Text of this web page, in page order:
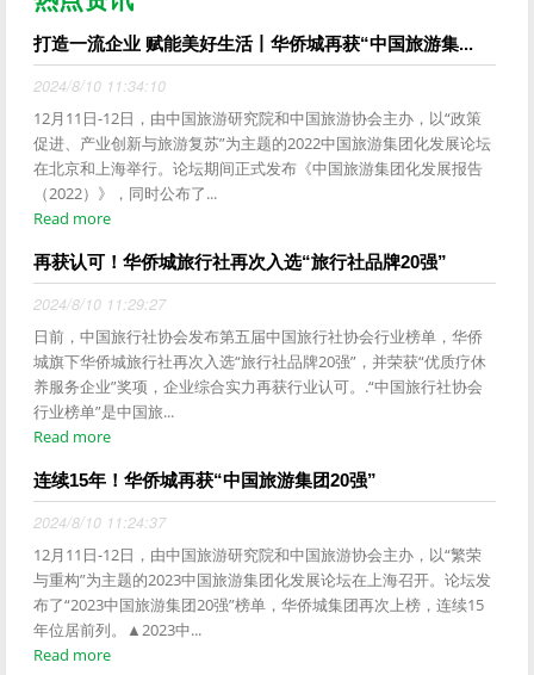
打造一流企业 赋能美好生活丨华侨城再获“中国旅游集...
2024/8/10 11:34:10
12月11日-12日，由中国旅游研究院和中国旅游协会主办，以“政策
促进、产业创新与旅游复苏”为主题的2022中国旅游集团化发展论坛
在北京和上海举行。论坛期间正式发布《中国旅游集团化发展报告
（2022）》，同时公布了...
Read more
再获认可！华侨城旅行社再次入选“旅行社品牌20强”
2024/8/10 11:29:27
日前，中国旅行社协会发布第五届中国旅行社协会行业榜单，华侨
城旗下华侨城旅行社再次入选“旅行社品牌20强”，并荣获“优质疗休
养服务企业”奖项，企业综合实力再获行业认可。.“中国旅行社协会
行业榜单”是中国旅...
Read more
连续15年！华侨城再获“中国旅游集团20强”
2024/8/10 11:24:37
12月11日-12日，由中国旅游研究院和中国旅游协会主办，以“繁荣
与重构”为主题的2023中国旅游集团化发展论坛在上海召开。论坛发
布了“2023中国旅游集团20强”榜单，华侨城集团再次上榜，连续15
年位居前列。▲2023中...
Read more